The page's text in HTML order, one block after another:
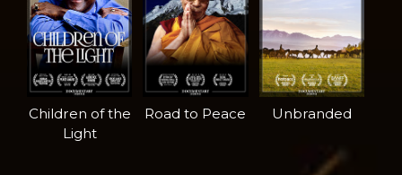
Children of the
Light
Road to Peace Unbranded